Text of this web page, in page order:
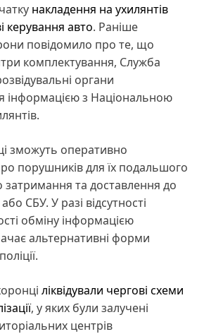
накладення на ухилянтів
керування авто. Раніше
повідомило про те, що
комплектування, Служба
органи
інформацією з Національною
зможуть оперативно
порушників для їх подальшого
затримання та доставлення до
або СБУ. У разі відсутності
обміну інформацією
альтернативні форми
ліквідували чергові схеми
, у яких були залучені
центрів